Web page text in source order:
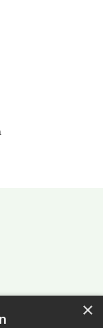
×